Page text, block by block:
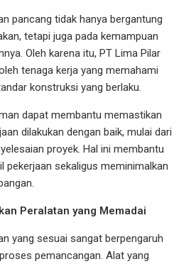
pancang tidak hanya bergantung
tetapi juga pada kemampuan
Oleh karena itu, PT Lima Pilar
tenaga kerja yang memahami
konstruksi yang berlaku.
dapat membantu memastikan
dilakukan dengan baik, mulai dari
proyek. Hal ini membantu
pekerjaan sekaligus meminimalkan
Peralatan yang Memadai
yang sesuai sangat berpengaruh
pemancangan. Alat yang